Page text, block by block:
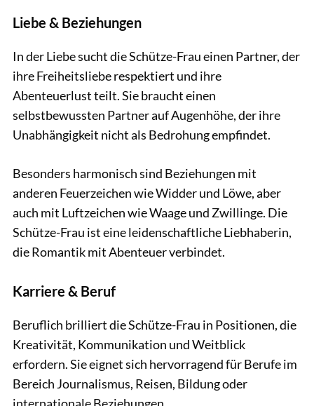
Liebe & Beziehungen
In der Liebe sucht die Schütze-Frau einen Partner, der
ihre Freiheitsliebe respektiert und ihre
Abenteuerlust teilt. Sie braucht einen
selbstbewussten Partner auf Augenhöhe, der ihre
Unabhängigkeit nicht als Bedrohung empfindet.
Besonders harmonisch sind Beziehungen mit
anderen Feuerzeichen wie Widder und Löwe, aber
auch mit Luftzeichen wie Waage und Zwillinge. Die
Schütze-Frau ist eine leidenschaftliche Liebhaberin,
die Romantik mit Abenteuer verbindet.
Karriere & Beruf
Beruflich brilliert die Schütze-Frau in Positionen, die
Kreativität, Kommunikation und Weitblick
erfordern. Sie eignet sich hervorragend für Berufe im
Bereich Journalismus, Reisen, Bildung oder